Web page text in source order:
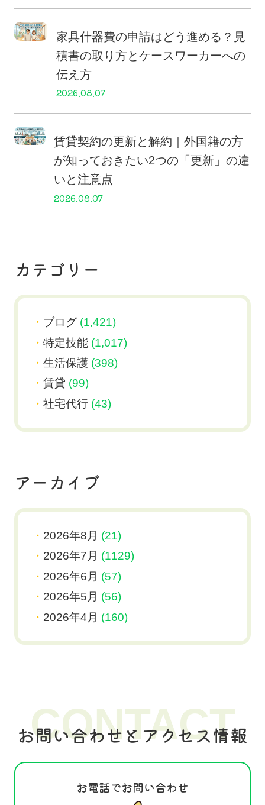
家具什器費の申請はどう進める？見
積書の取り方とケースワーカーへの
伝え方
2026.08.07
賃貸契約の更新と解約｜外国籍の方
が知っておきたい2つの「更新」の違
いと注意点
2026.08.07
カテゴリー
ブログ(1,421)
特定技能(1,017)
生活保護 (398)
賃貸 (99)
社宅代行(43)
アーカイブ
2026年8月 (21)
2026年7月 (1129)
2026年6月 (57)
2026年5月 (56)
2026年4月 (160)
お問い合わせとアクセス情報
CONTACT
お電話でお問い合わせ